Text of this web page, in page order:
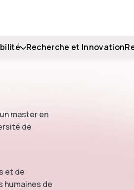
Recherche et Innovation
master en
de
et de
humaines de